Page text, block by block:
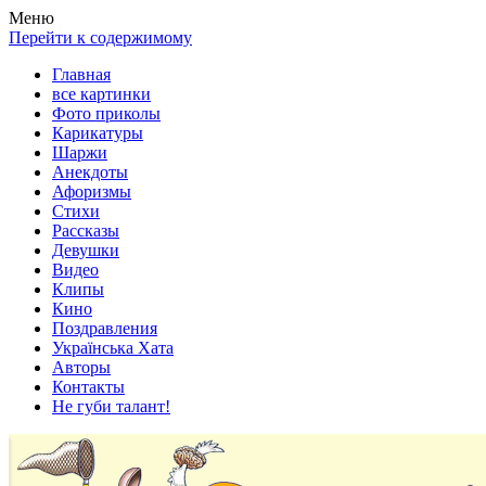
Весела хата — прикольные картинки, смешные истории, клипы!
Покажем всем ваши фото приколы, карикатуры, шаржи, стихи,
Меню
Перейти к содержимому
Главная
все картинки
Фото приколы
Карикатуры
Шаржи
Анекдоты
Афоризмы
Стихи
Рассказы
Девушки
Видео
Клипы
Кино
Поздравления
Українська Хата
Авторы
Контакты
Не губи талант!